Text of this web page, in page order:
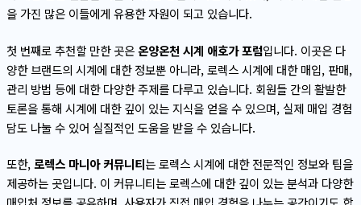
을 가진 많은 이들에게 유용한 자원이 되고 있습니다.
첫 번째로 추천할 만한 곳은온양온천 시계 애호가 포럼입니다. 이곳은 다
양한 브랜드의 시계에 대한 정보뿐 아니라, 로렉스 시계에 대한 매입, 판매,
관리 방법 등에 대한 다양한 주제를 다루고 있습니다. 회원들 간의 활발한
토론을 통해 시계에 대한 깊이 있는 지식을 얻을 수 있으며, 실제 매입 경험
담도 나눌 수 있어 실질적인 도움을 받을 수 있습니다.
또한,로렉스 마니아 커뮤니티는 로렉스 시계에 대한 전문적인 정보와 팁을
제공하는 곳입니다. 이 커뮤니티는 로렉스에 대한 깊이 있는 분석과 다양한